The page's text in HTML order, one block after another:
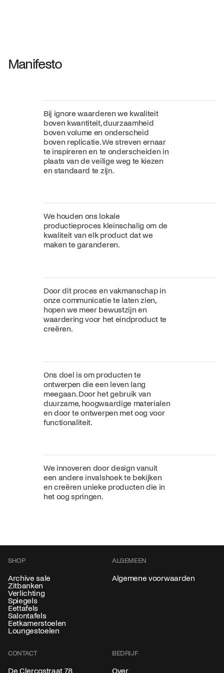
Manifesto
Bij ignore waarderen we kwaliteit
boven kwantiteit, duurzaamheid
boven volume en onderscheid
boven replicatie. We streven ernaar
te inspireren en te onderscheiden in
plaats van de veilige weg te kiezen
en standaard te zijn.
We houden ons lokale
productieproces kleinschalig om de
kwaliteit van elk product dat we
maken te garanderen.
Door dit proces en vakmanschap in
onze communicatie te laten zien,
hopen we meer bewustzijn en
waardering voor het eindproduct te
creëren.
Ons doel is om producten te
ontwerpen die een leven lang
meegaan. Door het gebruik van
duurzame, hoogwaardige materialen
en door te ontwerpen met oog voor
functionaliteit.
We innoveren door design vanuit
een andere invalshoek te bekijken
en creëren unieke producten die in
het oog springen.
SHOP
Archive sale
Zitbanken
Verlichting
Spiegels
Eettafels
Salontafels
Eetkamerstoelen
Loungestoelen
ALGEMEEN
Algemene voorwaarden
CONTACT
De Clercqstraat 78
BEDRIJF
Over